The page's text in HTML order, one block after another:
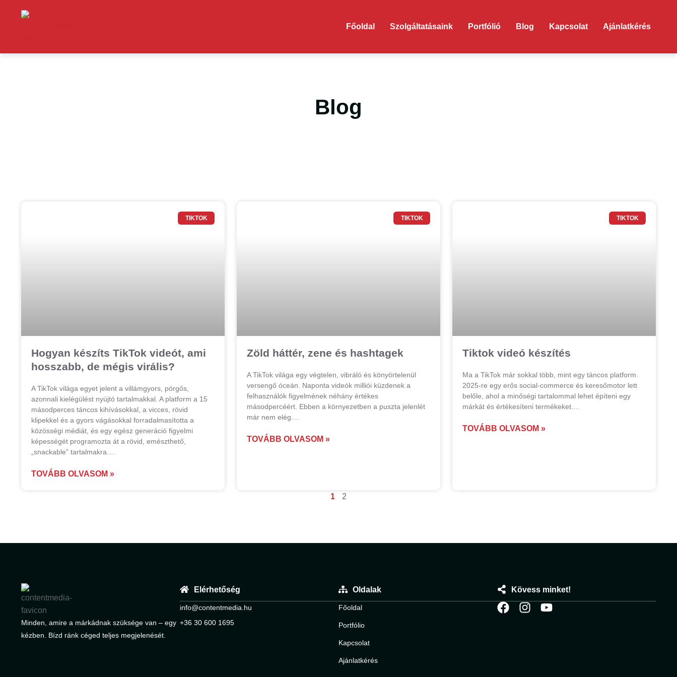
Főoldal Szolgáltatásaink Portfólió Blog Kapcsolat Ajánlatkérés
Blog
TIKTOK
Hogyan készíts TikTok videót, ami
hosszabb, de mégis virális?
A TikTok világa egyet jelent a villámgyors, pörgős,
azonnali kielégülést nyújtó tartalmakkal. A platform a 15
másodperces táncos kihívásokkal, a vicces, rövid
klipekkel és a gyors vágásokkal forradalmasította a
közösségi médiát, és egy egész generáció figyelmi
képességét programozta át a rövid, emészthető,
„snackable” tartalmakra.
TOVÁBB OLVASOM »
TIKTOK
Zöld háttér, zene és hashtagek
A TikTok világa egy végtelen, vibráló és könyörtelenül
versengő óceán. Naponta videók milliói küzdenek a
felhasználók figyelmének néhány értékes
másodpercéért. Ebben a környezetben a puszta jelenlét
már nem elég.
TOVÁBB OLVASOM »
TIKTOK
Tiktok videó készítés
Ma a TikTok már sokkal több, mint egy táncos platform.
2025-re egy erős social-commerce és keresőmotor lett
belőle, ahol a minőségi tartalommal lehet építeni egy
márkát és értékesíteni termékeket.
TOVÁBB OLVASOM »
1 2
Minden, amire a márkádnak szüksége van – egy
kézben. Bízd ránk céged teljes megjelenését.
Elérhetőség
info@contentmedia.hu
+36 30 600 1695
Oldalak
Főoldal
Portfólio
Kapcsolat
Ajánlatkérés
Kövess minket!